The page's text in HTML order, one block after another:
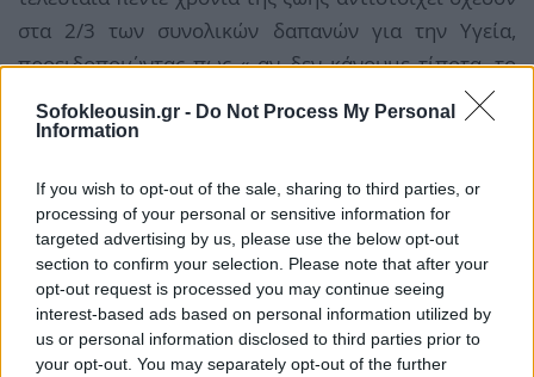
Sofokleousin.gr - Do Not Process My Personal
Information
If you wish to opt-out of the sale, sharing to third parties, or
processing of your personal or sensitive information for
targeted advertising by us, please use the below opt-out
section to confirm your selection. Please note that after your
opt-out request is processed you may continue seeing
interest-based ads based on personal information utilized by
us or personal information disclosed to third parties prior to
your opt-out. You may separately opt-out of the further
στα 2/3 των συνολικών δαπανών για την Υγεία,
προειδοποιώντας πως « αν δεν κάνουμε τίποτα, το
2050 το ΑΕΠ της χώρας θα είναι 25% κάτω. Να
βελτιώσουμε την Υγεία με την πρόληψη, που είναι
Η Πρόεδρος και Διευθύνουσα Σύμβουλος της
AstraZeneca Ελλάδας και Κύπρου, κυρία Έλενα
Χουλιάρα, δήλωσε «Χαιρετίζουμε τις πρωτοβουλίες
του Υπουργείου Υγείας για στοχευμένα εθνικά
προγράμματα πρόληψης. Πέρα από τα οφέλη της